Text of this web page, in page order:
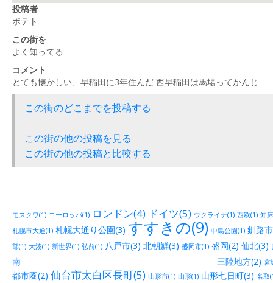
投稿者
ポテト
この街を
よく知ってる
コメント
とても懐かしい、早稲田に3年住んだ 西早稲田は馬場ってかんじ
この街のどこまでを投稿する
この街の他の投稿を見る
この街の他の投稿と比較する
モスクワ(1) ヨーロッパ(1) ロンドン(4) ドイツ(5) ウクライナ(1) 西欧(1) 知
札幌市大通(1) 札幌大通り公園(3) すすきの(9) 中島公園(1) 釧路
部(1) 大湊(1) 新世界(1) 弘前(1) 八戸市(3) 北朝鮮(3) 盛岡市(1) 盛岡(2) 仙北(3)
南 三陸地方(2) 宮
都市圏(2) 仙台市太白区長町(5) 山形市(1) 山形(1) 山形七日町(3) 名取